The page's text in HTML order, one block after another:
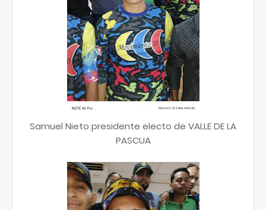
Samuel Nieto presidente electo de VALLE DE LA
PASCUA